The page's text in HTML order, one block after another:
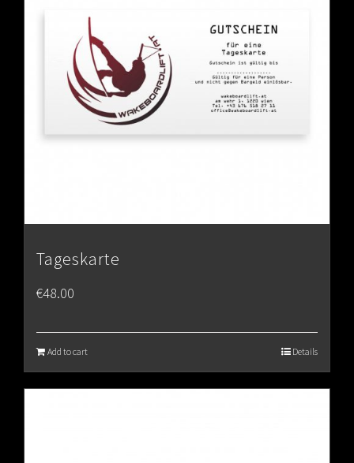
Tageskarte
€48.00
Add to cart Details